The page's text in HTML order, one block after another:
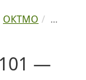
ОКТМО
...
—